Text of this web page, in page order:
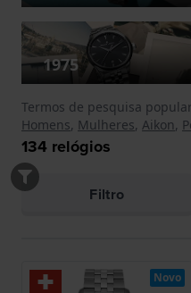
1975
Termos de pesquisa
Homens, Mulheres, Aikon,
134 relógios
Filtro
Novo